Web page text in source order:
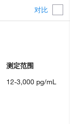
对比
测定范围
12-3,000 pg/mL